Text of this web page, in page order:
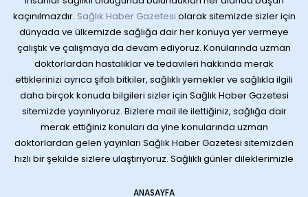
kaçınılmazdır. Sağlık Haber Gazetesi olarak sitemizde sizler için
dünyada ve ülkemizde sağlığa dair her konuya yer vermeye
çalıştık ve çalışmaya da devam ediyoruz. Konularında uzman
doktorlardan hastalıklar ve tedavileri hakkında merak
ettiklerinizi ayrıca şifalı bitkiler, sağlıklı yemekler ve sağlıkla ilgili
daha birçok konuda bilgileri sizler için Sağlık Haber Gazetesi
sitemizde yayınlıyoruz. Bizlere mail ile ilettiğiniz, sağlığa dair
merak ettiğiniz konuları da yine konularında uzman
doktorlardan gelen yayınları Sağlık Haber Gazetesi sitemizden
hızlı bir şekilde sizlere ulaştırıyoruz. Sağlıklı günler dileklerimizle
ANASAYFA